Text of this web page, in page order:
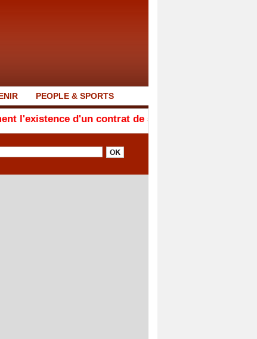
PEOPLE & SPORTS
d'un contrat de 50 millions de FCFA avec Feñial